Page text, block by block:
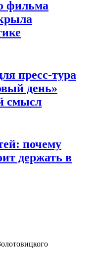
фильма
пресс-тура
день»
смысл
почему
держать в